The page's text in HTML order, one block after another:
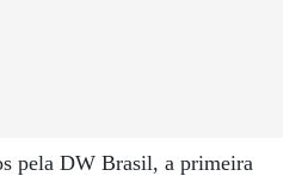
pela DW Brasil, a primeira